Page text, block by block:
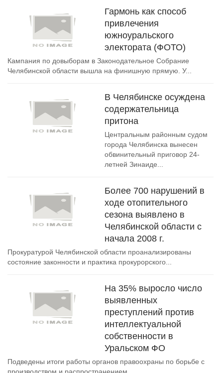
Гармонь как способ
привлечения
южноуральского
электората (ФОТО)
Кампания по довыборам в Законодательное Собрание
Челябинской области вышла на финишную прямую. У...
В Челябинске осуждена
содержательница
притона
Центральным районным судом
города Челябинска вынесен
обвинительный приговор 24-
летней Зинаиде...
Более 700 нарушений в
ходе отопительного
сезона выявлено в
Челябинской области с
начала 2008 г.
Прокуратурой Челябинской области проанализированы
состояние законности и практика прокурорского...
На 35% выросло число
выявленных
преступлений против
интеллектуальной
собственности в
Уральском ФО
Подведены итоги работы органов правоохраны по борьбе с